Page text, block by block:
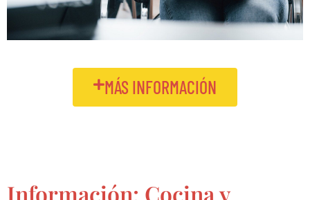
MÁS INFORMACIÓN
Información: Cocina y